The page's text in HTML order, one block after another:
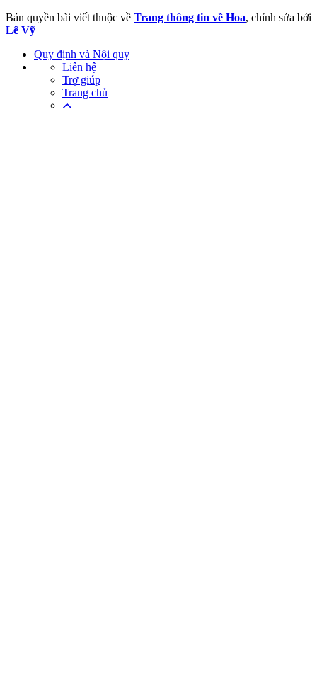
Bản quyền bài viết thuộc về Trang thông tin về Hoa, chỉnh sửa bởi
Lê Vỹ
Quy định và Nội quy
Liên hệ
Trợ giúp
Trang chủ